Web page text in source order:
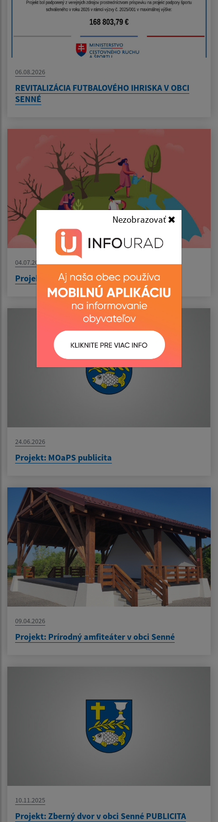
Nezobrazovať
06.08.2026
REVITALIZÁCIA FUTBALOVÉHO IHRISKA V OBCI
SENNÉ
04.07.2026
Projekt: Výsadba zelene v obci Senné
24.06.2026
Projekt: MOaPS publicita
09.04.2026
Projekt: Prírodný amfiteáter v obci Senné
10.11.2025
Projekt: Zberný dvor v obci Senné PUBLICITA